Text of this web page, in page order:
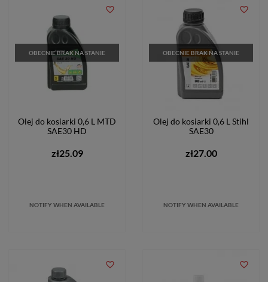
OBECNIE BRAK NA STANIE
Olej do kosiarki 0,6 L MTD
SAE30 HD
zł25.09
NOTIFY WHEN AVAILABLE
favorite_border
OBECNIE BRAK NA STANIE
Olej do kosiarki 0,6 L Stihl
SAE30
zł27.00
NOTIFY WHEN AVAILABLE
favorite_border
favorite_border favorite_border